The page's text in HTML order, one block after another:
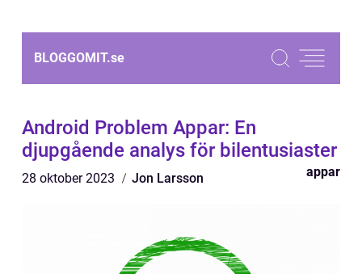
BLOGGOMIT.se
Android Problem Appar: En
djupgående analys för bilentusiaster
28 oktober 2023 Jon Larsson appar